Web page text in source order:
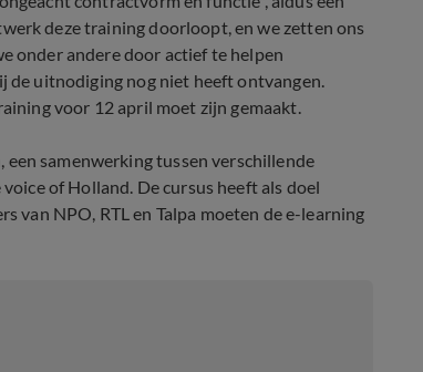
deze training doorloopt, en we zetten ons
onder andere door actief te helpen
de uitnodiging nog niet heeft ontvangen.
voor 12 april moet zijn gemaakt.
samenwerking tussen verschillende
voice of Holland. De cursus heeft als doel
van NPO, RTL en Talpa moeten de e-learning